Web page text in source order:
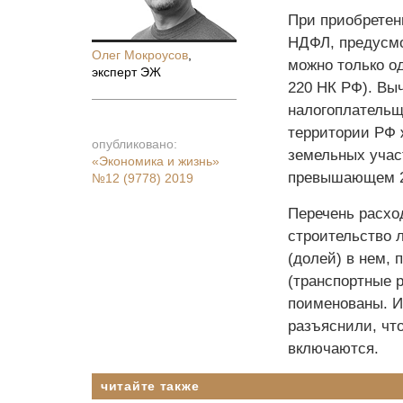
Олег Мокроусов
эксперт ЭЖ
опубликовано:
«Экономика и жизнь»
№12 (9778) 2019
При
НДФЛ,
можно только
220 НК РФ).
территории РФ
земельных
превышающем
Перечень
строительство
(долей) в нем,
(транспортные
поименованы.
разъяснили,
включаются.
читайте также